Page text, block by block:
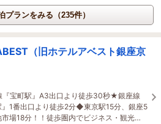
プランをみる（235件）
（旧ホテルアベスト銀座京
宝町駅』A3出口より徒歩30秒★銀座線
』1番出口より徒歩2分◆東京駅15分、銀座5
場18分！！徒歩圏内でビジネス・観光に